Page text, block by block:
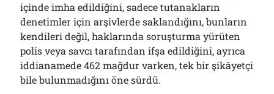
içinde imha edildiğini, sadece tutanakların
denetimler için arşivlerde saklandığını, bunların
kendileri değil, haklarında soruşturma yürüten
polis veya savcı tarafından ifşa edildiğini, ayrıca
iddianamede 462 mağdur varken, tek bir şikâyetçi
bile bulunmadığını öne sürdü.